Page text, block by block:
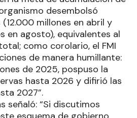
desembolsó
millones en abril y
en agosto), equivalentes al
como corolario, el FMI
de manera humillante:
de 2025, pospuso la
hasta 2026 y difirió las
2027”.
señaló: “Si discutimos